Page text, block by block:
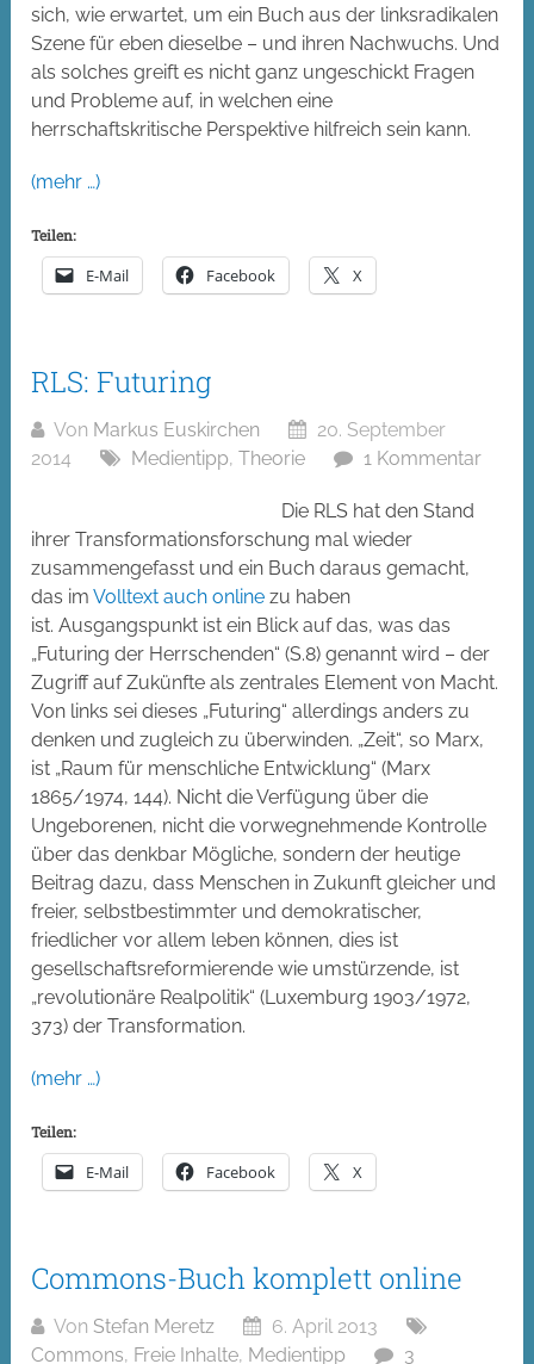
sich, wie erwartet, um ein Buch aus der linksradikalen
Szene für eben dieselbe – und ihren Nachwuchs. Und
als solches greift es nicht ganz ungeschickt Fragen
und Probleme auf, in welchen eine
herrschaftskritische Perspektive hilfreich sein kann.
(mehr …)
Teilen:
E-Mail Facebook X
RLS: Futuring
Von Markus Euskirchen
20. September
2014
Medientipp,Theorie 1 Kommentar
Die RLS hat den Stand
ihrer Transformationsforschung mal wieder
zusammengefasst und ein Buch daraus gemacht,
das imVolltext auch online zu haben
ist. Ausgangspunkt ist ein Blick auf das, was das
„Futuring der Herrschenden“ (S.8) genannt wird – der
Zugriff auf Zukünfte als zentrales Element von Macht.
Von links sei dieses „Futuring“ allerdings anders zu
denken und zugleich zu überwinden. „Zeit“, so Marx,
ist „Raum für menschliche Entwicklung“ (Marx
1865/1974, 144). Nicht die Verfügung über die
Ungeborenen, nicht die vorwegnehmende Kontrolle
über das denkbar Mögliche, sondern der heutige
Beitrag dazu, dass Menschen in Zukunft gleicher und
freier, selbstbestimmter und demokratischer,
friedlicher vor allem leben können, dies ist
gesellschaftsreformierende wie umstürzende, ist
„revolutionäre Realpolitik“ (Luxemburg 1903/1972,
373) der Transformation.
(mehr …)
Teilen:
E-Mail Facebook X
Commons-Buch komplett online
Von Stefan Meretz
6. April 2013
Commons, Freie Inhalte, Medientipp 3